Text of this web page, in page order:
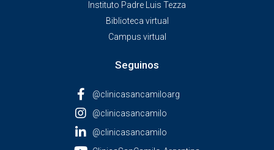
Instituto Padre Luis Tezza
Biblioteca virtual
Campus virtual
Seguinos
@clinicasancamiloarg
@clinicasancamilo
@clinicasancamilo